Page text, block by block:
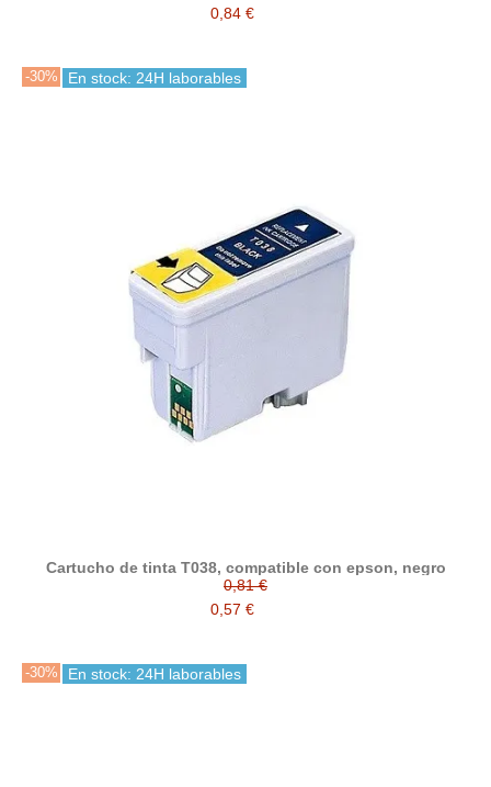
0,84 €
-30% En stock: 24H laborables
Cartucho de tinta T038, compatible con epson, negro
0,81 €
0,57 €
-30% En stock: 24H laborables